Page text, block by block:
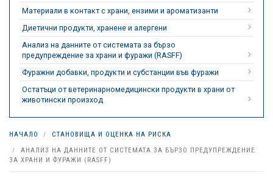
Материали в контакт с храни, ензими и ароматизанти
Диетични продукти, хранене и алергени
Анализ на данните от системата за бързо
предупреждение за храни и фуражи (RASFF)
Фуражни добавки, продукти и субстанции във фуражи
Остатъци от ветеринарномедицински продукти в храни от
животински произход
НАЧАЛО
СТАНОВИЩА И ОЦЕНКА НА РИСКА
АНАЛИЗ НА ДАННИТЕ ОТ СИСТЕМАТА ЗА БЪРЗО ПРЕДУПРЕЖДЕНИЕ
ЗА ХРАНИ И ФУРАЖИ (RASFF)